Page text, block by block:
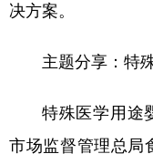
决方案。
主题分享：特
特殊医学用途
市场监督管理总局